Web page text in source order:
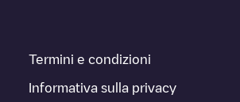
Termini e condizioni
Informativa sulla privacy